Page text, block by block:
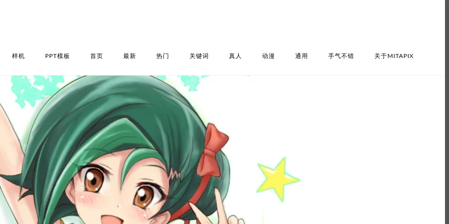
样机 PPT模板 首页 最新 热门 关键词 真人 动漫 通用 手气不错 关于MITAPIX